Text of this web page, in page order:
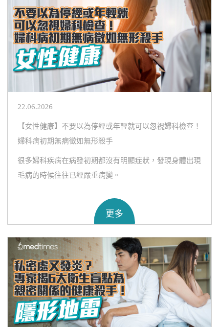
22.06.2026
【女性健康】不要以為停經或年輕就可以忽視婦科檢查！
婦科病初期無病徵如無形殺手
很多婦科疾病在病發初期都沒有明顯症狀，發現身體出現
毛病的時候往往已經嚴重病變。
更多